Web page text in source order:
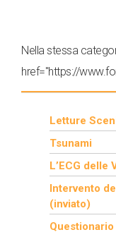
Nella stessa
href="https://
Letture
Tsunami
L’ECG delle
Intervento
(inviato)